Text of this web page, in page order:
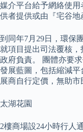
媒介平台給予網絡使
供者提供或由『宅谷地
到同年7月29日，環保
就項目提出司法覆核
政府負責。 團體亦要
發展藍圖，包括縮減
展商自行定價，無助市
太湖花園
2樓商場設24小時行人